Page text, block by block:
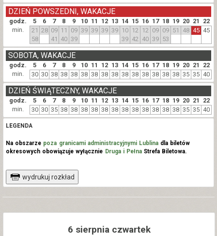
godz. 5 6 7 8 9 10 11 12 13 14 15 16 17 18 19 20 21 22
DZIEŃ POWSZEDNI, WAKACJE
min.
21
58
28 09
41
11
40
09
39
39 39 39 39 10
39
12
42
12
40
09
39
09
53
51 48 45 45
godz. 5 6 7 8 9 10 11 12 13 14 15 16 17 18 19 20 21 22
SOBOTA, WAKACJE
min. 30 30 38 38 38 38 38 38 38 38 38 38 38 38 38 35 35 40
godz. 5 6 7 8 9 10 11 12 13 14 15 16 17 18 19 20 21 22
DZIEŃ ŚWIĄTECZNY, WAKACJE
min. 30 30 35 38 38 38 38 38 38 38 38 38 38 38 38 35 35 40
LEGENDA
Na obszarze poza granicami administracyjnymi Lublinadla biletów
okresowych obowiązuje wyłącznie Druga i PełnaStrefa Biletowa.
wydrukuj rozkład
6 sierpnia czwartek